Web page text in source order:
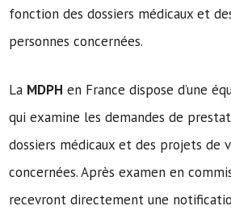
fonction des dossiers médicaux et
personnes concernées.
La MDPH en France dispose d’une
qui examine les demandes de
dossiers médicaux et des projets de
concernées. Après examen en
recevront directement une